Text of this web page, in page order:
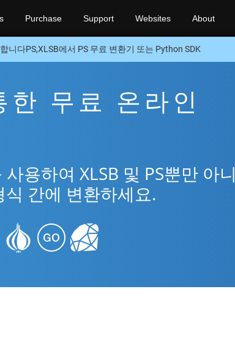
Purchase Support Websites About
니다PS,XLSB에서 PS 무료 변환기 또는 Python SDK
무료 온라인
용하여 XLSB 및 PS뿐만 아니
간에 변환하세요.